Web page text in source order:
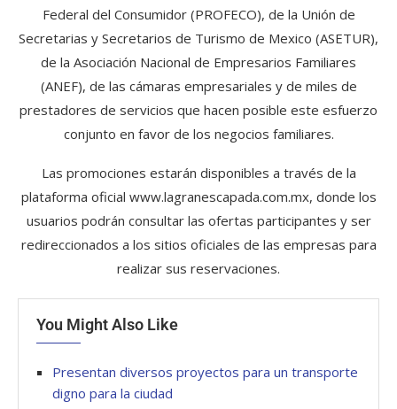
Federal del Consumidor (PROFECO), de la Unión de
Secretarias y Secretarios de Turismo de Mexico (ASETUR),
de la Asociación Nacional de Empresarios Familiares
(ANEF), de las cámaras empresariales y de miles de
prestadores de servicios que hacen posible este esfuerzo
conjunto en favor de los negocios familiares.
Las promociones estarán disponibles a través de la
plataforma oficial www.lagranescapada.com.mx, donde los
usuarios podrán consultar las ofertas participantes y ser
redireccionados a los sitios oficiales de las empresas para
realizar sus reservaciones.
You Might Also Like
Presentan diversos proyectos para un transporte
digno para la ciudad